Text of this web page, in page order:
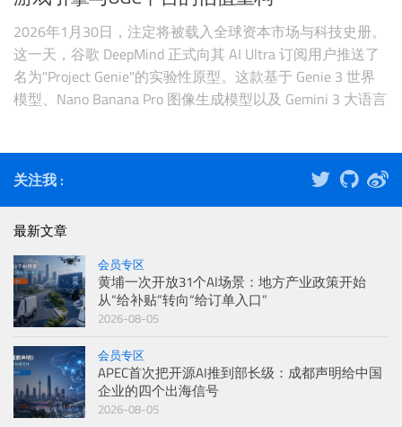
2026年1月30日，注定将被载入全球资本市场与科技史册。
这一天，谷歌 DeepMind 正式向其 AI Ultra 订阅用户推送了
名为"Project Genie"的实验性原型。这款基于 Genie 3 世界
模型、Nano Banana Pro 图像生成模型以及 Gemini 3 大语言
关注我 :
最新文章
会员专区
黄埔一次开放31个AI场景：地方产业政策开始
从“给补贴”转向“给订单入口”
2026-08-05
会员专区
APEC首次把开源AI推到部长级：成都声明给中国
企业的四个出海信号
2026-08-05